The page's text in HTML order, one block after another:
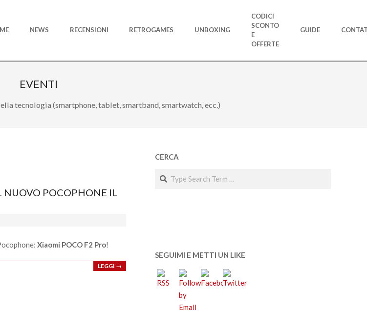
NEWS RECENSIONI RETROGAMES UNBOXING
CODICI
SCONTO
E
OFFERTE
GUIDE
EVENTI
tecnologia (smartphone, tablet, smartband, smartwatch, ecc.)
NUOVO POCOPHONE IL
Xiaomi POCO F2 Pro!
LEGGI →
CERCA
Search
SEGUIMI E METTI UN LIKE